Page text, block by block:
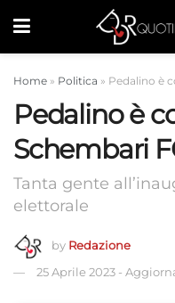
Home » Politica » Pedalino è
Pedalino è
Schembari
Tanta gente
elettorale
by Redazione
25 Aprile 2023 -